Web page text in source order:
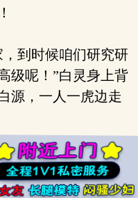
到时候咱们研究研
级呢！”白灵身上背
源，一人一虎边走